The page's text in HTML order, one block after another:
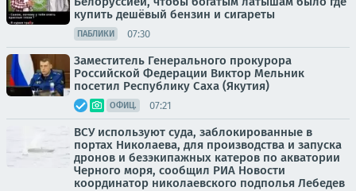
купить дешёвый бензин и сигареты
ПАБЛИКИ 07:30
Заместитель Генерального прокурора
Российской Федерации Виктор Мельник
посетил Республику Саха (Якутия)
ОФИЦ. 07:21
ВСУ используют суда, заблокированные в
портах Николаева, для производства и запуска
дронов и безэкипажных катеров по акватории
Черного моря, сообщил РИА Новости
координатор николаевского подполья Лебедев